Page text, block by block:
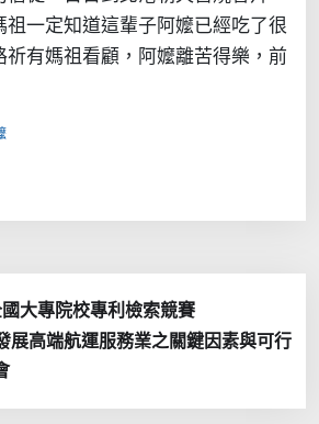
祖一定知道這輩子阿嬤已經吃了很
祈有媽祖看顧，阿嬤離苦得樂，前
大專院校專利檢索競賽
展高端航運服務業之關鍵因素與可行